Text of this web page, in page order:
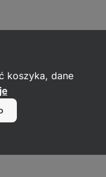
koszyka, dane